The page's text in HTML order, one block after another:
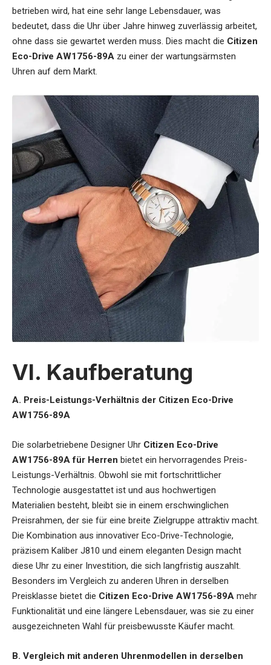
betrieben wird, hat eine sehr lange Lebensdauer, was
bedeutet, dass die Uhr über Jahre hinweg zuverlässig arbeitet,
ohne dass sie gewartet werden muss. Dies macht die Citizen
Eco-Drive AW1756-89A zu einer der wartungsärmsten
Uhren auf dem Markt.
VI. Kaufberatung
A. Preis-Leistungs-Verhältnis der Citizen Eco-Drive
AW1756-89A
Die solarbetriebene Designer Uhr Citizen Eco-Drive
AW1756-89A für Herren bietet ein hervorragendes Preis-
Leistungs-Verhältnis. Obwohl sie mit fortschrittlicher
Technologie ausgestattet ist und aus hochwertigen
Materialien besteht, bleibt sie in einem erschwinglichen
Preisrahmen, der sie für eine breite Zielgruppe attraktiv macht.
Die Kombination aus innovativer Eco-Drive-Technologie,
präzisem Kaliber J810 und einem eleganten Design macht
diese Uhr zu einer Investition, die sich langfristig auszahlt.
Besonders im Vergleich zu anderen Uhren in derselben
Preisklasse bietet die Citizen Eco-Drive AW1756-89A mehr
Funktionalität und eine längere Lebensdauer, was sie zu einer
ausgezeichneten Wahl für preisbewusste Käufer macht.
B. Vergleich mit anderen Uhrenmodellen in derselben